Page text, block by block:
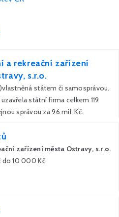
a rekreační zařízení
s.r.o.
státem či samosprávou.
státní firma celkem 119
správou za 96 mil. Kč.
zařízení města Ostravy, s.r.o.
do 10 000 Kč